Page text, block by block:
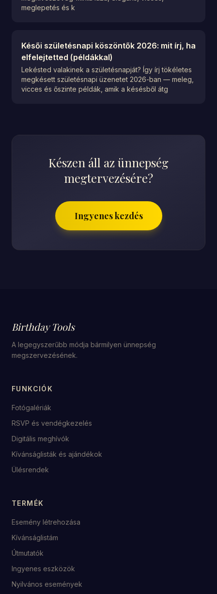
meglepetés és k
Késői születésnapi köszöntők 2026: mit írj, ha
elfelejtetted (példákkal)
Lekésted valakinek a születésnapját? Így írj tökéletes
megkésett születésnapi üzenetet 2026-ban — meleg,
vicces és őszinte példák, amik a késésből átg
Készen áll az ünnepség
megtervezésére?
Ingyenes kezdés
Birthday Tools
A legegyszerűbb módja bármilyen ünnepség
megszervezésének.
FUNKCIÓK
Fotógalériák
RSVP és vendégkezelés
Digitális meghívók
Kívánságlisták és ajándékok
Ülésrendek
TERMÉK
Esemény létrehozása
Kívánságlistám
Útmutatók
Ingyenes eszközök
Nyilvános események